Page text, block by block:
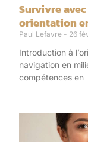
Survivre
orientation
Paul Lefavre 26
Introduction à
navigation en
compétences en